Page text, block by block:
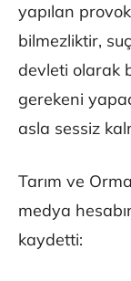
yapılan
bilmezliktir,
devleti olarak
gerekeni
asla sessiz
Tarım ve
medya
kaydetti: